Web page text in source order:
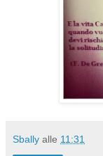
Sbally alle 11:31